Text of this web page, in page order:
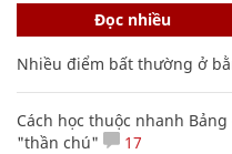
Đọc nhiều
Nhiều điểm bất thường ở
Cách học thuộc nhanh
"thần chú"
17